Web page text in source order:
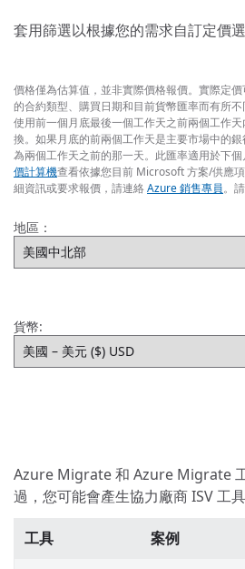
套用篩選以根據您的需求自訂定價選
價格僅為估算值，並非實際價格報價。實際定
的合約類型、購買日期和目前貨幣匯率而有所
使用前一個月底最後一個工作天之前兩個工作
換。如果月底的前兩個工作天是主要市場中的
為兩個工作天之前的那一天。此匯率適用於下
價計算機查看依據您目前 Microsoft 方案/供應
細資訊或要求報價，請連絡Azure 銷售專員。
地區：
貨幣:
Azure Migrate 和 Azure Migrate
過，您可能會產生協力廠商 ISV 工具
工具 案例